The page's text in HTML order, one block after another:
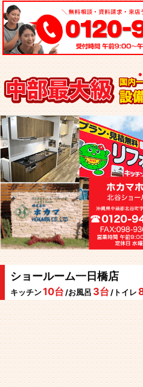
ショールーム一日橋店
キッチン10台 /お風呂 3台 /トイレ